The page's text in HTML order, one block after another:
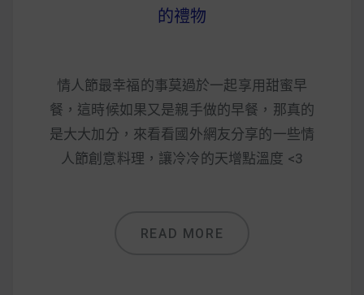
七大經典健身疑問，不要再被這些問題困擾
減醣食材推薦
的禮物
情人節最幸福的事莫過於一起享用甜蜜早
餐，這時候如果又是親手做的早餐，那真的
是大大加分，來看看國外網友分享的一些情
人節創意料理，讓冷冷的天增點溫度 <3
READ MORE